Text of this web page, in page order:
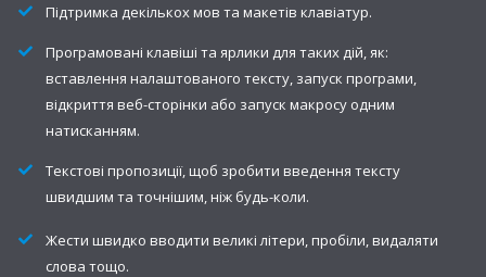
Підтримка декількох мов та макетів клавіатур.
Програмовані клавіші та ярлики для таких дій, як:
вставлення налаштованого тексту, запуск програми,
відкриття веб-сторінки або запуск макросу одним
натисканням.
Текстові пропозиції, щоб зробити введення тексту
швидшим та точнішим, ніж будь-коли.
Жести швидко вводити великі літери, пробіли, видаляти
слова тощо.